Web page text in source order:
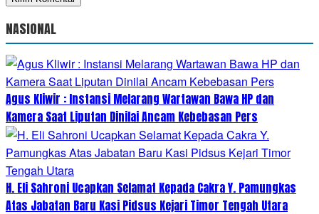
NASIONAL
Agus Kliwir : Instansi Melarang Wartawan Bawa HP dan
Kamera Saat Liputan Dinilai Ancam Kebebasan Pers
H. Eli Sahroni Ucapkan Selamat Kepada Cakra Y. Pamungkas
Atas Jabatan Baru Kasi Pidsus Kejari Timor Tengah Utara